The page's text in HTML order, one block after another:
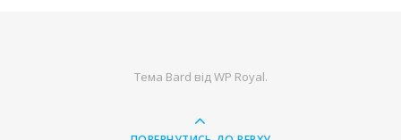
Тема Bard відWP Royal.